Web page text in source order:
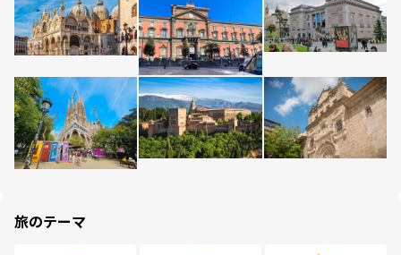
旅のテーマ